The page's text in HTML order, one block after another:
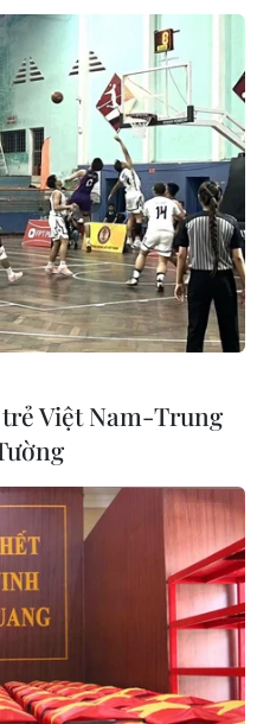
đàm
kiện về
tại
Việt Nam-Trung